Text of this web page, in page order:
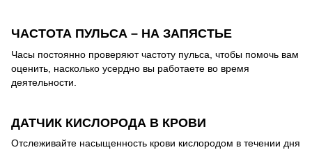
ЧАСТОТА ПУЛЬСА – НА ЗАПЯСТЬЕ
Часы постоянно проверяют частоту пульса, чтобы помочь вам
оценить, насколько усердно вы работаете во время
деятельности.
ДАТЧИК КИСЛОРОДА В КРОВИ
Отслеживайте насыщенность крови кислородом в течении дня